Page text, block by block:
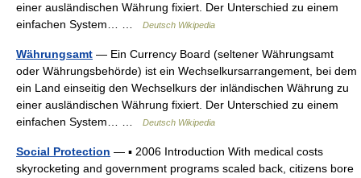
einer ausländischen Währung fixiert. Der Unterschied zu einem
einfachen System… …
Deutsch Wikipedia
Währungsamt — Ein Currency Board (seltener Währungsamt
oder Währungsbehörde) ist ein Wechselkursarrangement, bei dem
ein Land einseitig den Wechselkurs der inländischen Währung zu
einer ausländischen Währung fixiert. Der Unterschied zu einem
einfachen System… …
Deutsch Wikipedia
Social Protection — ▪ 2006 Introduction With medical costs
skyrocketing and government programs scaled back, citizens bore